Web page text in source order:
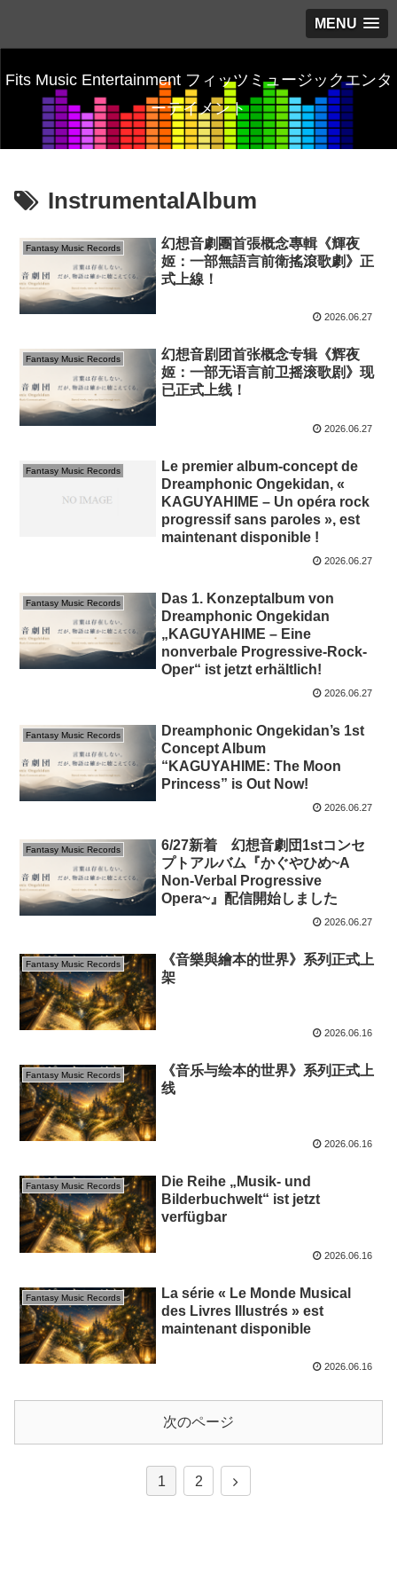
MENU
Fits Music Entertainment フィッツミュージックエンタ
ーテイメント
InstrumentalAlbum
Fantasy Music Records
幻想音劇團首張概念專輯《輝夜
姬：一部無語言前衛搖滾歌劇》正
式上線！
2026.06.27
Fantasy Music Records
幻想音剧团首张概念专辑《辉夜
姬：一部无语言前卫摇滚歌剧》现
已正式上线！
2026.06.27
Fantasy Music Records
Le premier album-concept de
Dreamphonic Ongekidan, «
KAGUYAHIME – Un opéra rock
progressif sans paroles », est
maintenant disponible !
2026.06.27
Fantasy Music Records
Das 1. Konzeptalbum von
Dreamphonic Ongekidan
„KAGUYAHIME – Eine
nonverbale Progressive-Rock-
Oper“ ist jetzt erhältlich!
2026.06.27
Fantasy Music Records
Dreamphonic Ongekidan’s 1st
Concept Album
“KAGUYAHIME: The Moon
Princess” is Out Now!
2026.06.27
Fantasy Music Records
6/27新着 幻想音劇団1stコンセ
プトアルバム『かぐやひめ~A
Non-Verbal Progressive
Opera~』配信開始しました
2026.06.27
Fantasy Music Records
《音樂與繪本的世界》系列正式上
架
2026.06.16
Fantasy Music Records
《音乐与绘本的世界》系列正式上
线
2026.06.16
Fantasy Music Records
Die Reihe „Musik- und
Bilderbuchwelt“ ist jetzt
verfügbar
2026.06.16
Fantasy Music Records
La série « Le Monde Musical
des Livres Illustrés » est
maintenant disponible
2026.06.16
次のページ
1 2